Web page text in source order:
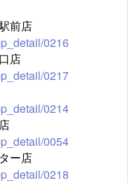
前店
0216
店
0217
0214
0054
ー店
0218